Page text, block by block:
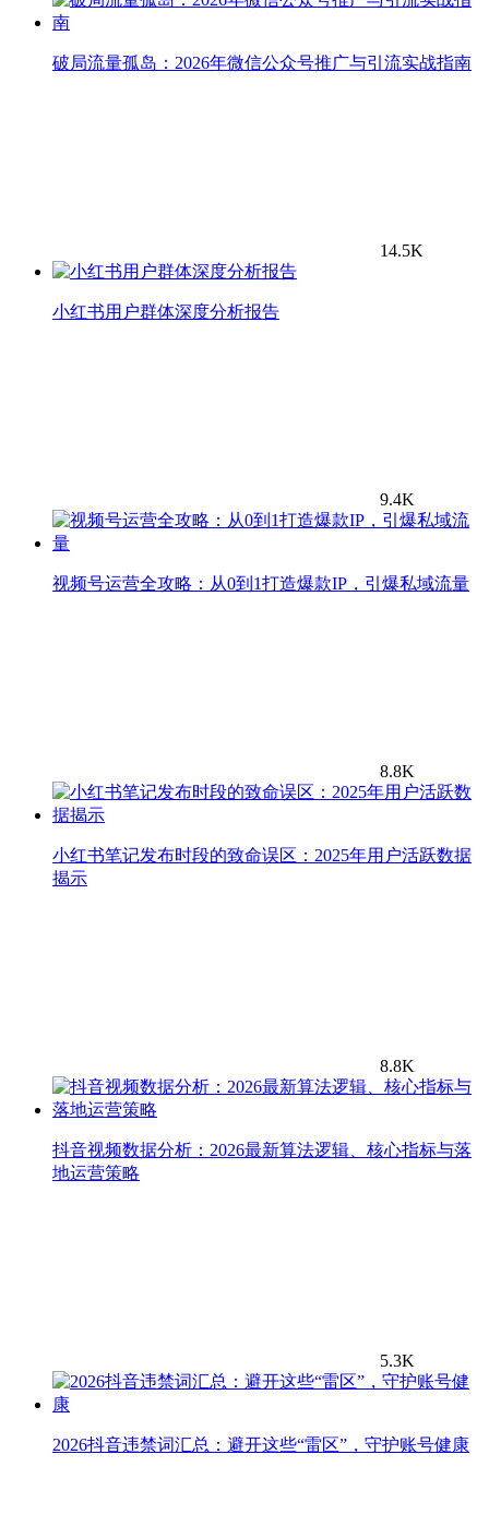
破局流量孤岛：2026年微信公众号推广与引流实战指南
14.5K
小红书用户群体深度分析报告
9.4K
视频号运营全攻略：从0到1打造爆款IP，引爆私域流量
8.8K
小红书笔记发布时段的致命误区：2025年用户活跃数据
揭示
8.8K
抖音视频数据分析：2026最新算法逻辑、核心指标与落
地运营策略
5.3K
2026抖音违禁词汇总：避开这些“雷区”，守护账号健康